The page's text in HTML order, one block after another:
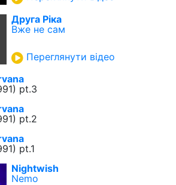
Друга Ріка
Вже не сам
Переглянути відео
pt.3
pt.2
pt.1
Nightwish
Nemo